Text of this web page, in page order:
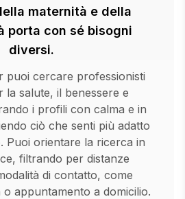
maternità e della
porta con sé bisogni
diversi.
puoi cercare professionisti
la salute, il benessere e
i profili con calma e in
ciò che senti più adatto
Puoi orientare la ricerca in
filtrando per distanze
di contatto, come
appuntamento a domicilio.